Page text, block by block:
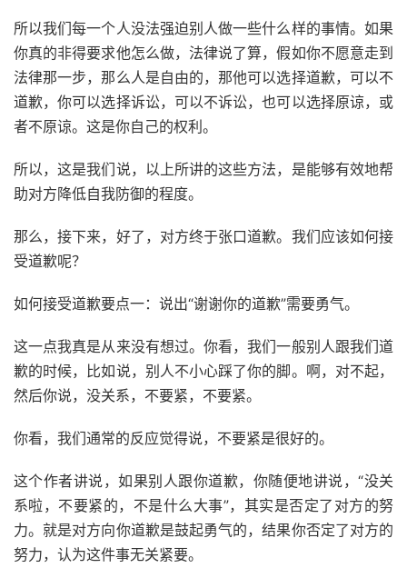
所以我们每一个人没法强迫别人做一些什么样的事情。如果
你真的非得要求他怎么做，法律说了算，假如你不愿意走到
法律那一步，那么人是自由的，那他可以选择道歉，可以不
道歉，你可以选择诉讼，可以不诉讼，也可以选择原谅，或
者不原谅。这是你自己的权利。
所以，这是我们说，以上所讲的这些方法，是能够有效地帮
助对方降低自我防御的程度。
那么，接下来，好了，对方终于张口道歉。我们应该如何接
受道歉呢？
如何接受道歉要点一：说出“谢谢你的道歉”需要勇气。
这一点我真是从来没有想过。你看，我们一般别人跟我们道
歉的时候，比如说，别人不小心踩了你的脚。啊，对不起，
然后你说，没关系，不要紧，不要紧。
你看，我们通常的反应觉得说，不要紧是很好的。
这个作者讲说，如果别人跟你道歉，你随便地讲说，“没关
系啦，不要紧的，不是什么大事”，其实是否定了对方的努
力。就是对方向你道歉是鼓起勇气的，结果你否定了对方的
努力，认为这件事无关紧要。